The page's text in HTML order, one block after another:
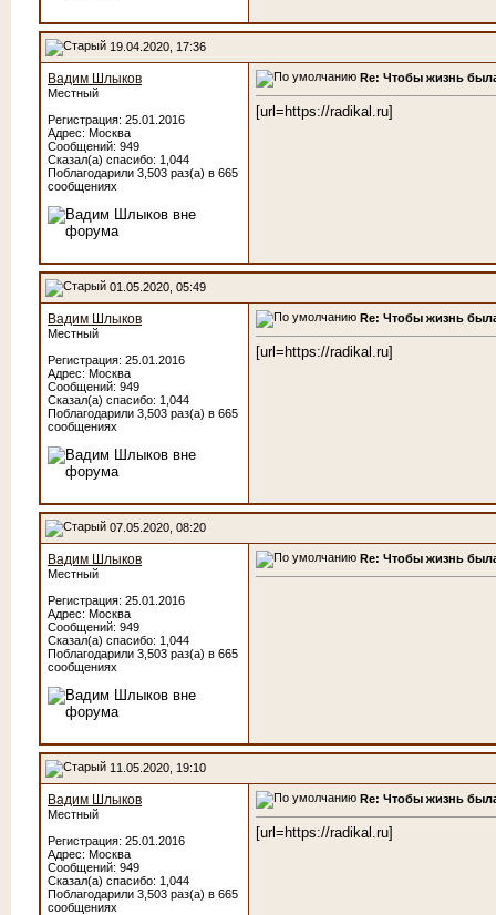
19.04.2020, 17:36
Вадим Шлыков
Местный
Регистрация: 25.01.2016
Адрес: Москва
Сообщений: 949
Сказал(а) спасибо: 1,044
Поблагодарили 3,503 раз(а) в 665
сообщениях
Re: Чтобы жизнь
[url=https://radikal.ru]
01.05.2020, 05:49
Вадим Шлыков
Местный
Регистрация: 25.01.2016
Адрес: Москва
Сообщений: 949
Сказал(а) спасибо: 1,044
Поблагодарили 3,503 раз(а) в 665
сообщениях
Re: Чтобы жизнь
[url=https://radikal.ru]
07.05.2020, 08:20
Вадим Шлыков
Местный
Регистрация: 25.01.2016
Адрес: Москва
Сообщений: 949
Сказал(а) спасибо: 1,044
Поблагодарили 3,503 раз(а) в 665
сообщениях
Re: Чтобы жизнь
11.05.2020, 19:10
Вадим Шлыков
Местный
Регистрация: 25.01.2016
Адрес: Москва
Сообщений: 949
Сказал(а) спасибо: 1,044
Поблагодарили 3,503 раз(а) в 665
сообщениях
Re: Чтобы жизнь
[url=https://radikal.ru]